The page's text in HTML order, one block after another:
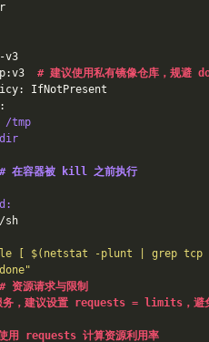
# 建议使用私有镜像仓库，规避
IfNotPresent
/tmp
# 在容器被 kill 之前执行
sh
[ $(netstat -plunt | grep tcp
# 资源请求与限制
务，建议设置 requests = limits，避
用 requests 计算资源利用率